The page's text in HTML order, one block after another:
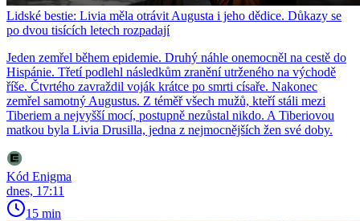
Lidské bestie: Livia měla otrávit Augusta i jeho dědice. Důkazy se
po dvou tisících letech rozpadají
Jeden zemřel během epidemie. Druhý náhle onemocněl na cestě do
Hispánie. Třetí podlehl následkům zranění utrženého na východě
říše. Čtvrtého zavraždil voják krátce po smrti císaře. Nakonec
zemřel samotný Augustus. Z téměř všech mužů, kteří stáli mezi
Tiberiem a nejvyšší mocí, postupně nezůstal nikdo. A Tiberiovou
matkou byla Livia Drusilla, jedna z nejmocnějších žen své doby.
Kód Enigma
dnes, 17:11
15 min